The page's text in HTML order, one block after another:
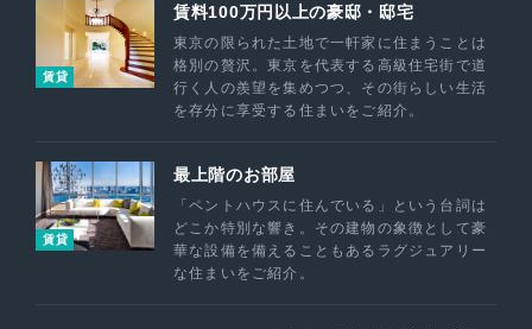
賃貸
賃料100万円以上の豪邸・邸宅
東京の限られた土地で一軒家に住まうことは
格別の贅沢。東京を代表する高級住宅街で道
行く人の羨望を集めつつ、その街らしい生活
を存分に享受する住まいをご紹介。
賃貸
最上階のお部屋
「ペントハウスに住んでいる」という台詞は
どこか特別な響き。その建物の象徴として豪
華な設備を備えることもあるラグジュアリー
な住まいをご紹介。